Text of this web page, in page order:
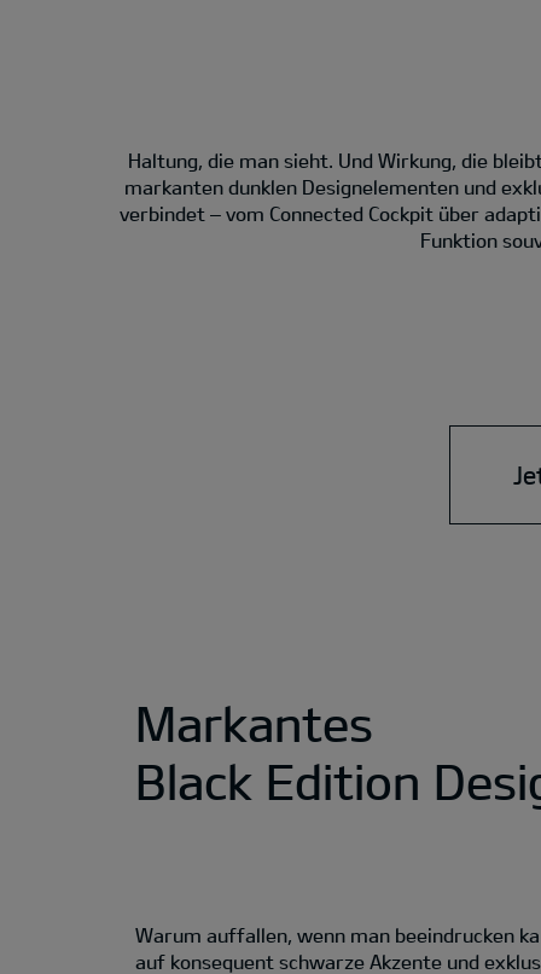
Haltung, die man sieht. Und Wirkung, die
markanten dunklen Designelementen und
verbindet – vom Connected Cockpit über
Funktion
Markantes
Black Edition
Warum auffallen, wenn man beeindrucken
auf konsequent schwarze Akzente und